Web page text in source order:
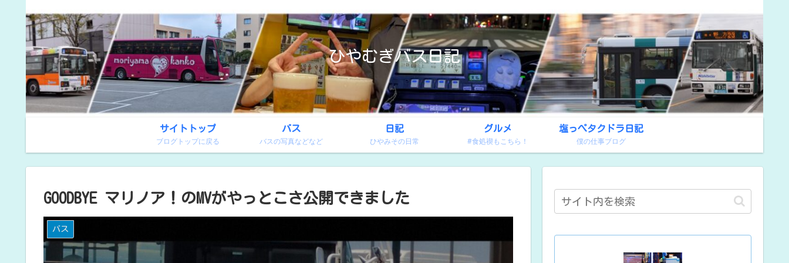
ひやむぎバス日記
サイトトップ
ブログトップに戻る
バス
バスの写真などなど
日記
ひやみその日常
グルメ
#食処禊もこちら！
塩っぺタクドラ日記
僕の仕事ブログ
GOODBYE マリノア！のMVがやっとこさ公開できました
バス